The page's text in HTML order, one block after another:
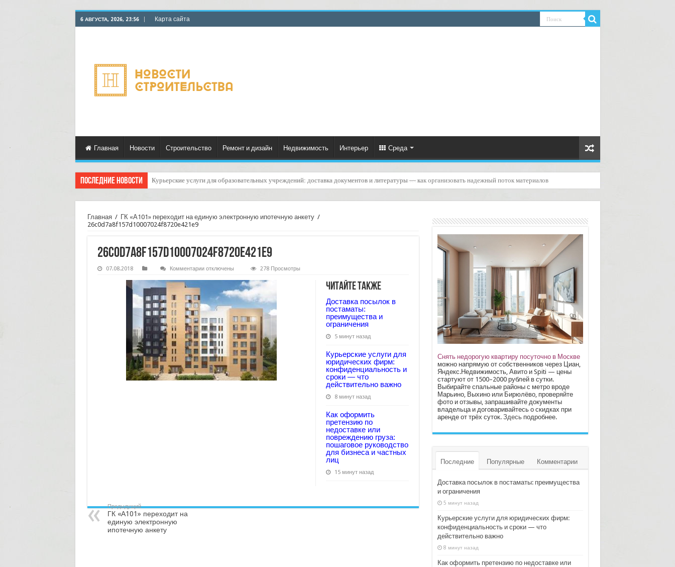
6 АВГУСТА, 2026, 23:56 Карта сайта
Главная Новости Строительство Ремонт и дизайн Недвижимость Интерьер Среда
Последние новости Как оптимизировать расходы на курьерскую доставку: практическое руководство для бизнеса
Главная / ГК «А101» переходит на единую электронную ипотечную анкету /
26c0d7a8f157d10007024f8720e421e9
26c0d7a8f157d10007024f8720e421e9
07.08.2018 Комментариик
26c0d7a8f157d10007024f8720e421e9
отключены 278 Просмотры
Читайте также
Доставка посылок в
постаматы:
преимущества и
ограничения
5 минут назад
Курьерские услуги для
юридических фирм:
конфиденциальность и
сроки — что
действительно важно
8 минут назад
Как оформить
претензию по
недоставке или
повреждению груза:
пошаговое руководство
для бизнеса и частных
лиц
15 минут назад
Предыдущий
ГК «А101» переходит на
единую электронную
ипотечную анкету
Снять недорогую квартиру посуточно в Москве
можно напрямую от собственников через Циан,
Яндекс.Недвижимость, Авито и Spiti — цены
стартуют от 1500–2000 рублей в сутки.
Выбирайте спальные районы с метро вроде
Марьино, Выхино или Бирюлёво, проверяйте
фото и отзывы, запрашивайте документы
владельца и договаривайтесь о скидках при
аренде от трёх суток. Здесьподробнее.
Последние Популярные Комментарии
Доставка посылок в постаматы: преимущества
и ограничения
5 минут назад
Курьерские услуги для юридических фирм:
конфиденциальность и сроки — что
действительно важно
8 минут назад
Как оформить претензию по недоставке или